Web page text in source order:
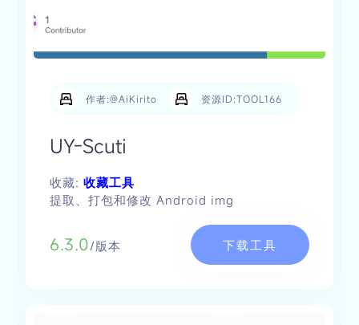
作者:@AiKirito 资源ID:TOOL166
UY-Scuti
收藏:收藏工具
提取、打包和修改 Android img
6.3.0/版本 下载工具